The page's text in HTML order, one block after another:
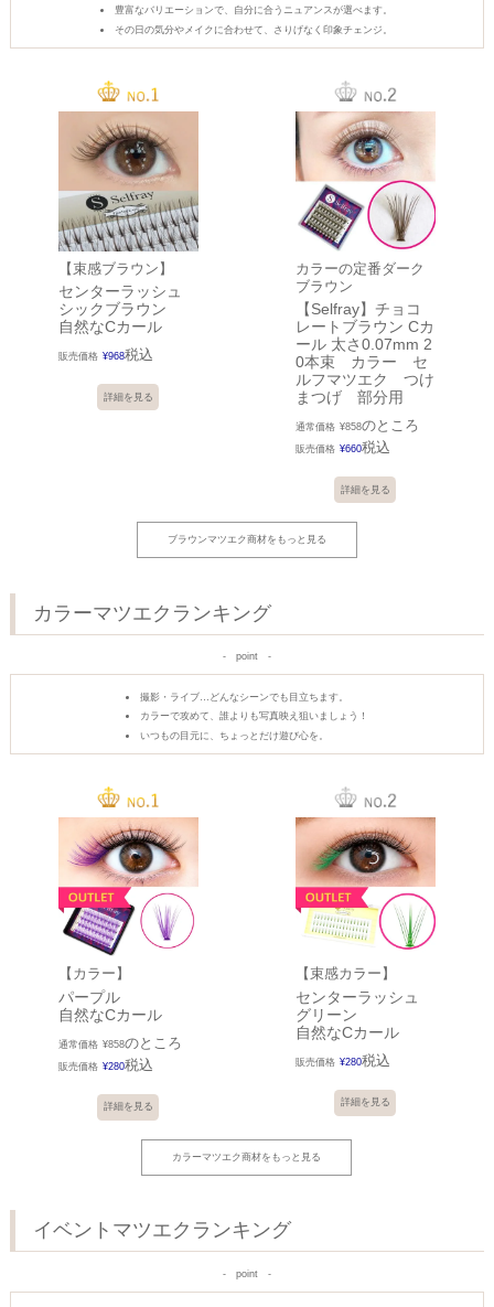
豊富なバリエーションで、自分に合うニュアンスが選べます。
その日の気分やメイクに合わせて、さりげなく印象チェンジ。
【束感ブラウン】
センターラッシュ
シックブラウン
自然なCカール
販売価格 ¥968税込
詳細を見る
カラーの定番ダーク
ブラウン
【Selfray】チョコ
レートブラウン Cカ
ール 太さ0.07mm 2
0本束 カラー セ
ルフマツエク つけ
まつげ 部分用
通常価格 ¥858のところ
販売価格 ¥660税込
詳細を見る
ブラウンマツエク商材をもっと見る
カラーマツエクランキング
point
撮影・ライブ…どんなシーンでも目立ちます。
カラーで攻めて、誰よりも写真映え狙いましょう！
いつもの目元に、ちょっとだけ遊び心を。
【カラー】
パープル
自然なCカール
通常価格 ¥858のところ
販売価格 ¥280税込
詳細を見る
【束感カラー】
センターラッシュ
グリーン
自然なCカール
販売価格 ¥280税込
詳細を見る
カラーマツエク商材をもっと見る
イベントマツエクランキング
point